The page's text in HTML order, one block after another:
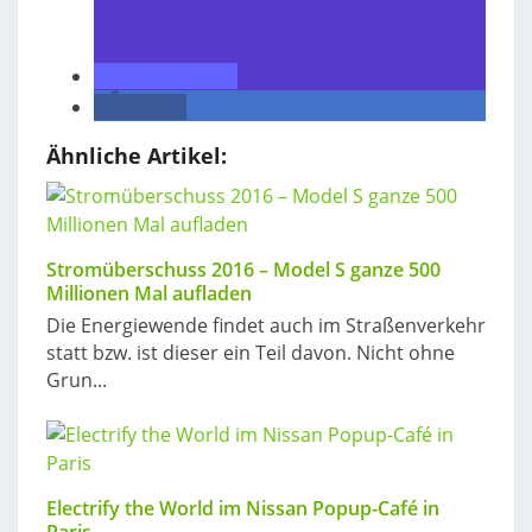
Ähnliche Artikel:
Stromüberschuss 2016 – Model S ganze 500
Millionen Mal aufladen
Die Energiewende findet auch im Straßenverkehr
statt bzw. ist dieser ein Teil davon. Nicht ohne
Grun...
Electrify the World im Nissan Popup-Café in